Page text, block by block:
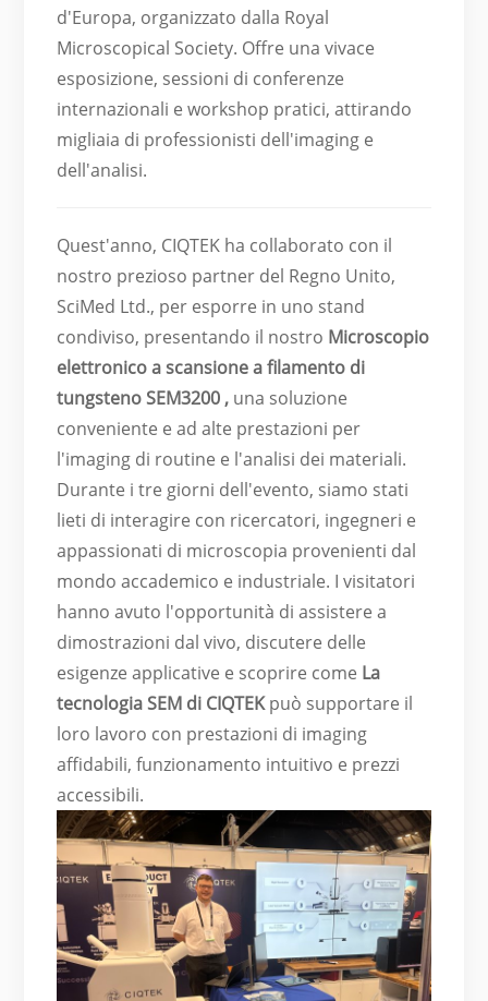
d'Europa, organizzato dalla Royal
Microscopical Society. Offre una vivace
esposizione, sessioni di conferenze
internazionali e workshop pratici, attirando
migliaia di professionisti dell'imaging e
dell'analisi.
Quest'anno, CIQTEK ha collaborato con il
nostro prezioso partner del Regno Unito,
SciMed Ltd., per esporre in uno stand
condiviso, presentando il nostro Microscopio
elettronico a scansione a filamento di
tungsteno SEM3200 , una soluzione
conveniente e ad alte prestazioni per
l'imaging di routine e l'analisi dei materiali.
Durante i tre giorni dell'evento, siamo stati
lieti di interagire con ricercatori, ingegneri e
appassionati di microscopia provenienti dal
mondo accademico e industriale. I visitatori
hanno avuto l'opportunità di assistere a
dimostrazioni dal vivo, discutere delle
esigenze applicative e scoprire come La
tecnologia SEM di CIQTEKpuò supportare il
loro lavoro con prestazioni di imaging
affidabili, funzionamento intuitivo e prezzi
accessibili.